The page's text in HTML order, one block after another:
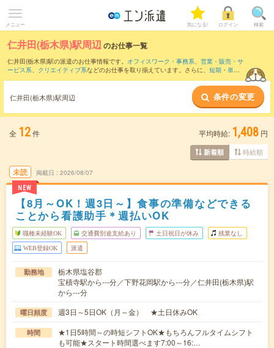
メニュー 気になる! ログイン 検索
仁井田(栃木県)駅周辺のお仕事一覧
仁井田(栃木県)駅の派遣のお仕事情報です。 オフィスワーク・事務系、 営業・販売・サ
ービス系、 クリエイティブ系などのお仕事を取り揃えています。さらに、 短期 ・ 単発
また、岡本(栃木県)駅・宝積寺駅
など近隣駅のお仕事もご
確認いただけます。
仁井田(栃木県)駅周辺 条件の変更
全 12件 平均時給: 1,408 円
新着順 時給順
未読
NEW
掲載日 2026/08/07
【8月～OK！週3日～】食事の準備などできる
ことから看護助手＊週払いOK
職種未経験OK 交通費別途支給あり 土日祝日が休み 残業なし
WEB登録OK 派遣
勤務地
栃木県塩谷郡
宝積寺駅から---分／下野花岡駅から---分／仁井田(栃木県)駅
から---分
曜日頻度 週3日～5日OK（月～金） ★土日休みOK
時間
★1日5時間～の時短シフトOK★もちろんフルタイムシフト
も可能★スタート時間選べます7:00～16:…